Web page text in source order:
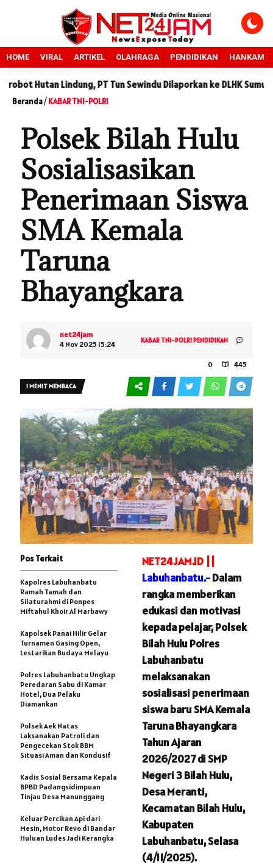
HOME VIRAL ARTIKEL OLAHRAGA PENDIDIKAN HANKAM
Lindung, PT Tun Sewindu Dilaporkan ke DLHK Sumut
Beranda/KABAR TNI-POLRI
Polsek Bilah Hulu
Sosialisasikan
Penerimaan Siswa
SMA Kemala
Taruna
Bhayangkara
net24jam
4 Nov 2025 15:24
KABAR TNI-POLRIPENDIDIKAN
0 445
1 MENIT MEMBACA
NET24JAM.ID ||
Labuhanbatu.-Dalam
rangka memberikan
edukasi dan motivasi
kepada pelajar, Polsek
Bilah Hulu Polres
Labuhanbatu
melaksanakan
sosialisasi penerimaan
siswa baru SMA Kemala
Taruna Bhayangkara
Tahun Ajaran
2026/2027 di SMP
Negeri 3 Bilah Hulu,
Desa Meranti,
Kecamatan Bilah Hulu,
Kabupaten
Labuhanbatu, Selasa
(4/11/2025).
Pos Terkait
Kapolres Labuhanbatu
Ramah Tamah dan
Silaturahmi di Ponpes
Miftahul Khoir Al Marbawy
Kapolsek Panai Hilir Gelar
Turnamen Gasing Open,
Lestarikan Budaya Melayu
Polres Labuhanbatu Ungkap
Peredaran Sabu di Kamar
Hotel, Dua Pelaku
Diamankan
Polsek Aek Natas
Laksanakan Patroli dan
Pengecekan Stok BBM
Situasi Aman dan Kondusif
Kadis Sosial Bersama Kepala
BPBD Padangsidimpuan
Tinjau Desa Manunggang
Keluar Percikan Api dari
Mesin, Motor Revo di Bandar
Huluan Ludes Jadi Kerangka